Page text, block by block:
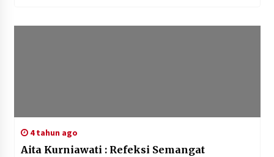
4 tahun ago
Aita Kurniawati : Refeksi Semangat